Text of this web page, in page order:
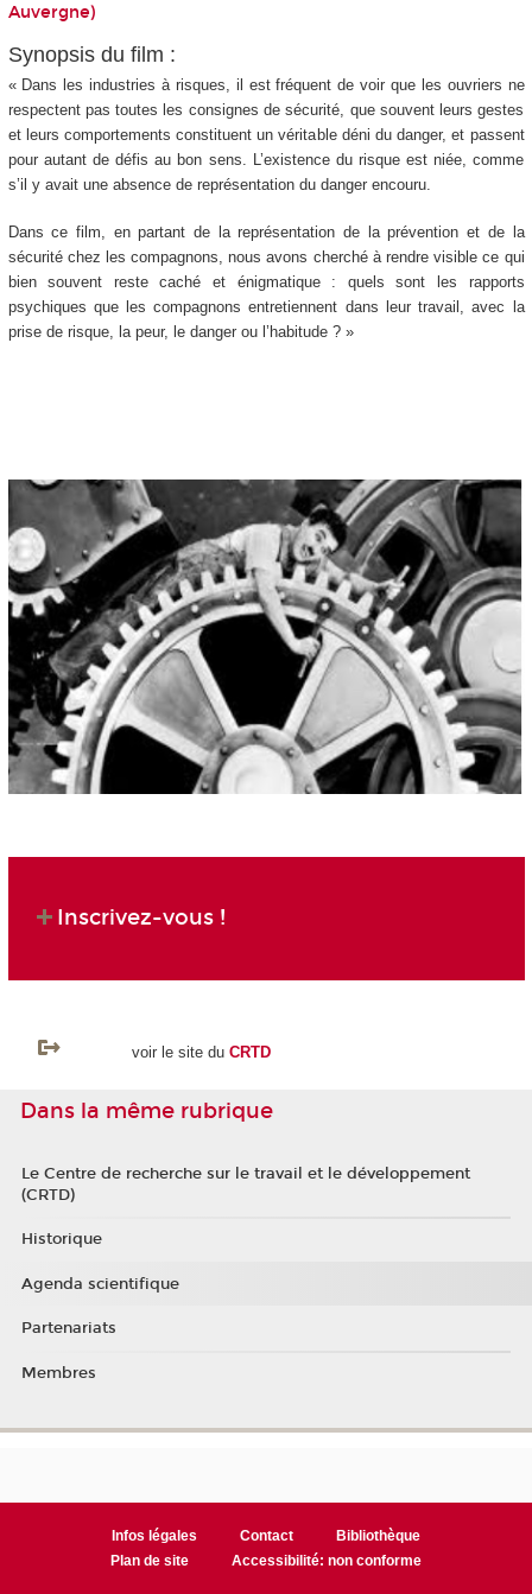
Auvergne)
Synopsis du film :
« Dans les industries à risques, il est fréquent de voir que les ouvriers ne
respectent pas toutes les consignes de sécurité, que souvent leurs gestes
et leurs comportements constituent un véritable déni du danger, et passent
pour autant de défis au bon sens. L’existence du risque est niée, comme
s’il y avait une absence de représentation du danger encouru.
Dans ce film, en partant de la représentation de la prévention et de la
sécurité chez les compagnons, nous avons cherché à rendre visible ce qui
bien souvent reste caché et énigmatique : quels sont les rapports
psychiques que les compagnons entretiennent dans leur travail, avec la
prise de risque, la peur, le danger ou l’habitude ? »
Inscrivez-vous !
voir le site du CRTD
Dans la même rubrique
Le Centre de recherche sur le travail et le développement
(CRTD)
Historique
Agenda scientifique
Partenariats
Membres
Infos légales Contact
Bibliothèque
Plan de site
Accessibilité: non conforme